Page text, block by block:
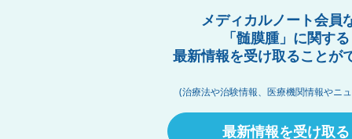
メディカルノート会員
「髄膜腫」に関する
最新情報を受け取ることが
(治療法や治験情報、医療機関情報やニ
最新情報を受け取る